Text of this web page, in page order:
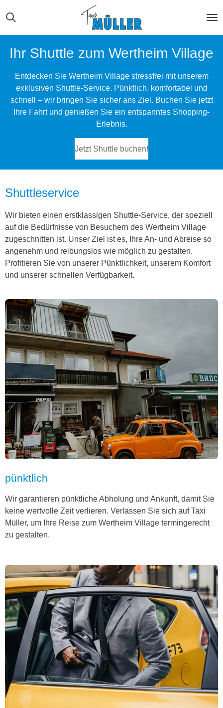
Zum
Hauptinhalt
springen
Ihr Shuttle zum Wertheim Village
Entdecken Sie Wertheim Village stressfrei mit unserem
exklusiven Shuttle-Service. Pünktlich, komfortabel und
schnell – wir bringen Sie sicher ans Ziel. Buchen Sie jetzt
Ihre Fahrt und genießen Sie ein entspanntes Shopping-
Erlebnis.
Jetzt Shuttle buchen!
Shuttleservice
Wir bieten einen erstklassigen Shuttle-Service, der speziell
auf die Bedürfnisse von Besuchern des Wertheim Village
zugeschnitten ist. Unser Ziel ist es, Ihre An- und Abreise so
angenehm und reibungslos wie möglich zu gestalten.
Profitieren Sie von unserer Pünktlichkeit, unserem Komfort
und unserer schnellen Verfügbarkeit.
pünktlich
Wir garantieren pünktliche Abholung und Ankunft, damit Sie
keine wertvolle Zeit verlieren. Verlassen Sie sich auf Taxi
Müller, um Ihre Reise zum Wertheim Village termingerecht
zu gestalten.